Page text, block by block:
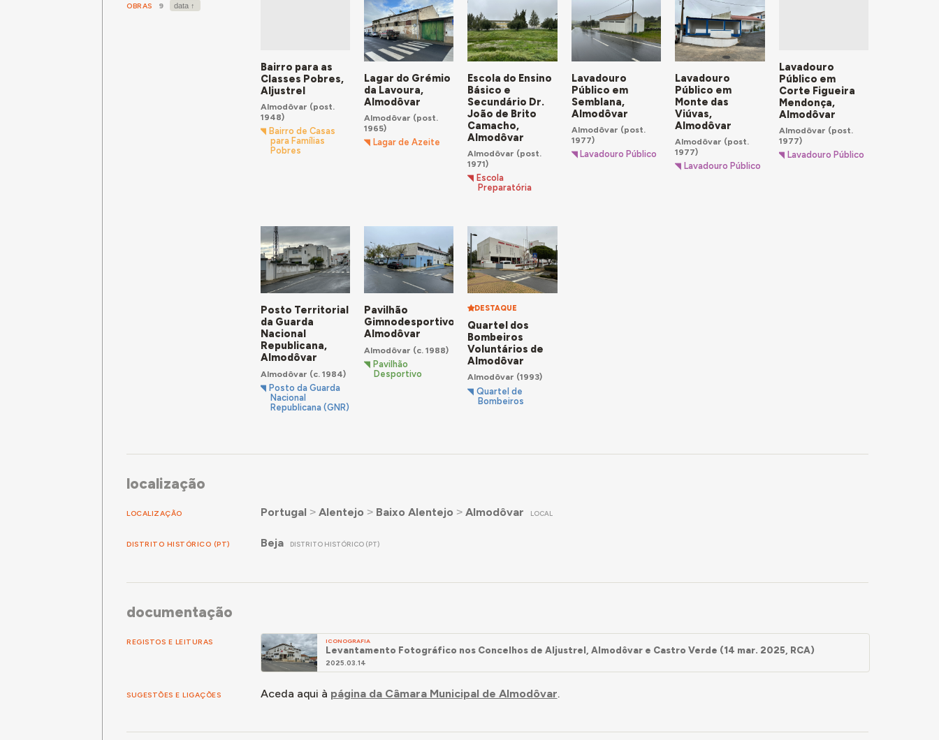
OBRAS 9
Bairro para as
Classes Pobres,
Aljustrel
Almodôvar (post.
1948)
Bairro de Casas
para Famílias
Pobres
Lagar do Grémio
da Lavoura,
Almodôvar
Almodôvar (post.
1965)
Lagar de Azeite
Escola do Ensino
Básico e
Secundário Dr.
João de Brito
Camacho,
Almodôvar
Almodôvar (post.
1971)
Escola
Preparatória
Lavadouro
Público em
Semblana,
Almodôvar
Almodôvar (post.
1977)
Lavadouro Público
Lavadouro
Público em
Monte das
Viúvas,
Almodôvar
Almodôvar (post.
1977)
Lavadouro Público
Lavadouro
Público em
Corte Figueira
Mendonça,
Almodôvar
Almodôvar (post.
1977)
Lavadouro Público
Posto Territorial
da Guarda
Nacional
Republicana,
Almodôvar
Almodôvar (c. 1984)
Posto da Guarda
Nacional
Republicana (GNR)
Pavilhão
Gimnodesportivo,
Almodôvar
Almodôvar (c. 1988)
Pavilhão
Desportivo
DESTAQUE
Quartel dos
Bombeiros
Voluntários de
Almodôvar
Almodôvar (1993)
Quartel de
Bombeiros
localização
LOCALIZAÇÃO Portugal ˃ Alentejo ˃ Baixo Alentejo ˃ Almodôvar LOCAL
DISTRITO HISTÓRICO (PT) Beja DISTRITO HISTÓRICO (PT)
documentação
REGISTOS E LEITURAS ICONOGRAFIA
Levantamento Fotográfico nos Concelhos de Aljustrel, Almodôvar e Castro Verde (14 mar. 2025, RCA)
2025.03.14
SUGESTÕES E LIGAÇÕES Aceda aqui à página da Câmara Municipal de Almodôvar.